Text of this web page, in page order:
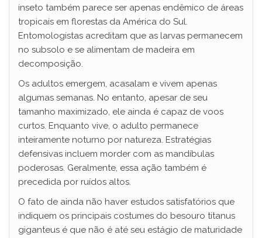
inseto também parece ser apenas endêmico de áreas
tropicais em florestas da América do Sul.
Entomologistas acreditam que as larvas permanecem
no subsolo e se alimentam de madeira em
decomposição.
Os adultos emergem, acasalam e vivem apenas
algumas semanas. No entanto, apesar de seu
tamanho maximizado, ele ainda é capaz de voos
curtos. Enquanto vive, o adulto permanece
inteiramente noturno por natureza. Estratégias
defensivas incluem morder com as mandíbulas
poderosas. Geralmente, essa ação também é
precedida por ruídos altos.
O fato de ainda não haver estudos satisfatórios que
indiquem os principais costumes do besouro titanus
giganteus é que não é até seu estágio de maturidade